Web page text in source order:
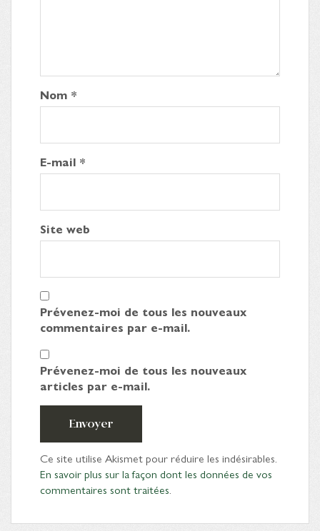
Nom *
E-mail *
Site web
Prévenez-moi de tous les nouveaux
commentaires par e-mail.
Prévenez-moi de tous les nouveaux
articles par e-mail.
Envoyer
Ce site utilise Akismet pour réduire les indésirables.
En savoir plus sur la façon dont les données de vos
commentaires sont traitées.